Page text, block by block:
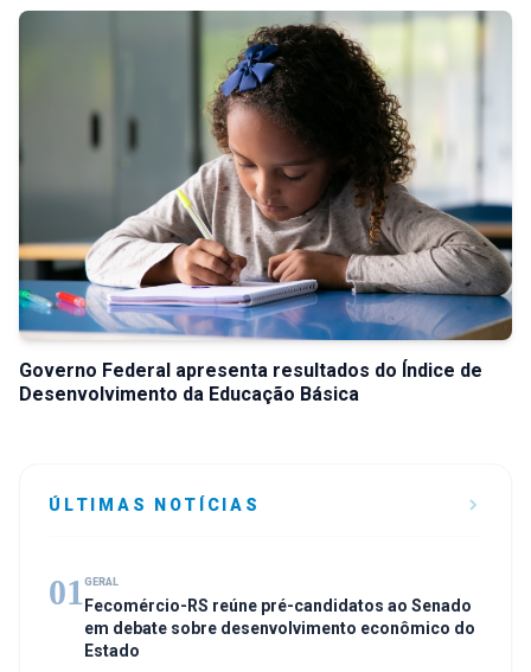
Governo Federal apresenta resultados do Índice de
Desenvolvimento da Educação Básica
ÚLTIMAS NOTÍCIAS
01 GERAL
Fecomércio-RS reúne pré-candidatos ao Senado
em debate sobre desenvolvimento econômico do
Estado